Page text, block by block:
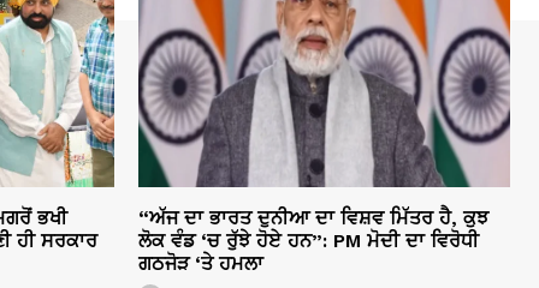
ਭਖੀ
ਹੀ ਸਰਕਾਰ
“ਅੱਜ ਦਾ ਭਾਰਤ ਦੁਨੀਆ ਦਾ ਵਿਸ਼ਵ ਮਿੱਤਰ ਹੈ, ਕੁਝ
ਲੋਕ ਵੰਡ ‘ਚ ਰੁੱਝੇ ਹੋਏ ਹਨ”: PM ਮੋਦੀ ਦਾ ਵਿਰੋਧੀ
ਗਠਜੋੜ ‘ਤੇ ਹਮਲਾ